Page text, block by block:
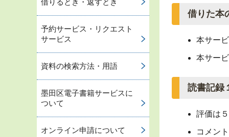
借りた本
本サー
本サー
読書記録
評価は
コメン
予約サービス・リクエスト
サービス
資料の検索方法・用語
墨田区電子書籍サービスに
ついて
オンライン申請について